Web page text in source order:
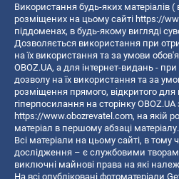
Використання будь-яких матеріалів (
розміщених на цьому сайті https://
піддоменах, в будь-якому вигляді
Дозволяється використання при
на їх використання та за умови
OBOZ.UA, а для інтернет-видань -
дозволу на їх використання та за
розміщення прямого, відкритого
гіперпосилання на сторінку
https://www.obozrevatel.com, на якій
матеріал в першому абзаці матеріалу.
Всі матеріали на цьому сайті, в тому
дослідження – є службовими творами
виключні майнові права на які
На всі опубліковані фотоматеріали